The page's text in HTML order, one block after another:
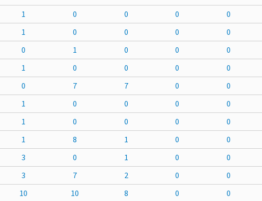
1 0 0 0 0
1 0 0 0 0
0 1 0 0 0
1 0 0 0 0
0 7 7 0 0
1 0 0 0 0
1 0 0 0 0
1 8 1 0 0
3 0 1 0 0
3 7 2 0 0
10 10 8 0 0